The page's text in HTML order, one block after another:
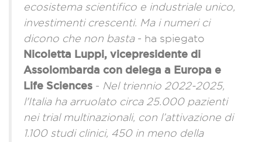
ecosistema scientifico e industriale unico,
investimenti crescenti. Ma i numeri ci
dicono che non basta- ha spiegato
Nicoletta Luppi, vicepresidente di
Assolombarda con delega a Europa e
Life Sciences - Nel triennio 2022-2025,
l'Italia ha arruolato circa 25.000 pazienti
nei trial multinazionali, con l’attivazione di
1.100 studi clinici, 450 in meno della